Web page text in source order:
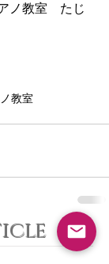
ノ教室　たじ
教室